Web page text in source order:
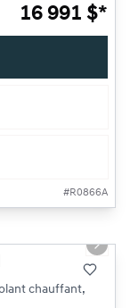
16 991 $*
#R0866A
Next
chauffant,